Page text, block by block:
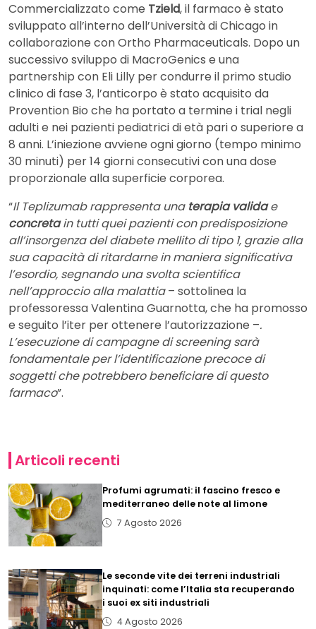
Commercializzato come Tzield, il farmaco è stato
sviluppato all’interno dell’Università di Chicago in
collaborazione con Ortho Pharmaceuticals. Dopo un
successivo sviluppo di MacroGenics e una
partnership con Eli Lilly per condurre il primo studio
clinico di fase 3, l’anticorpo è stato acquisito da
Provention Bio che ha portato a termine i trial negli
adulti e nei pazienti pediatrici di età pari o superiore a
8 anni. L’iniezione avviene ogni giorno (tempo minimo
30 minuti) per 14 giorni consecutivi con una dose
proporzionale alla superficie corporea.
“Il Teplizumab rappresenta una terapia validae
concretain tutti quei pazienti con predisposizione
all’insorgenza del diabete mellito di tipo 1, grazie alla
sua capacità di ritardarne in maniera significativa
l’esordio, segnando una svolta scientifica
nell’approccio alla malattia– sottolinea la
professoressa Valentina Guarnotta, che ha promosso
e seguito l’iter per ottenere l’autorizzazione –.
L’esecuzione di campagne di screening sarà
fondamentale per l’identificazione precoce di
soggetti che potrebbero beneficiare di questo
farmaco”.
Articoli recenti
Profumi agrumati: il fascino fresco e
mediterraneo delle note al limone
7 Agosto 2026
Le seconde vite dei terreni industriali
inquinati: come l’Italia sta recuperando
i suoi ex siti industriali
4 Agosto 2026